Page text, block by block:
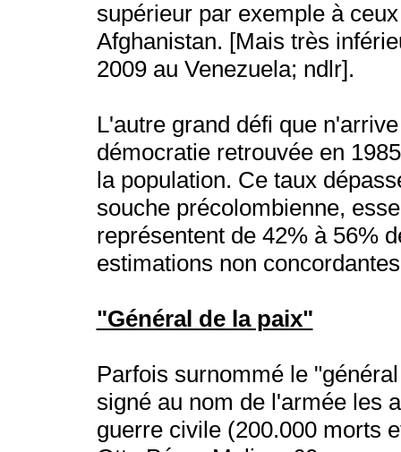
supérieur par exemple à
Afghanistan. [Mais très
2009 au Venezuela; ndlr].
L'autre grand défi que
démocratie retrouvée en
la population. Ce taux
souche précolombienne,
représentent de 42% à 56%
estimations non
"Général de la paix"
Parfois surnommé le
signé au nom de l'armée les
guerre civile (200.000 morts